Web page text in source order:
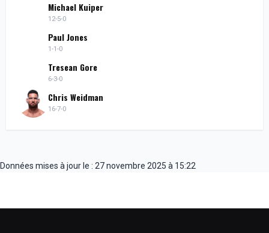
Michael Kuiper
12-5-0
Paul Jones
1-1-0
Tresean Gore
6-3-0
Chris Weidman
16-7-0
Données mises à jour le : 27 novembre 2025 à 15:22